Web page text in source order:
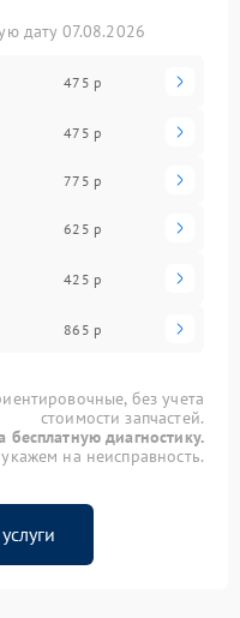
дату 07.08.2026
475 р
475 р
775 р
625 р
425 р
865 р
без учета
стоимости запчастей.
бесплатную диагностику.
на неисправность.